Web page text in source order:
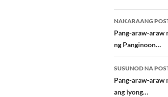
Post
NAKARAANG
Pang-araw-araw
ng Panginoon…
SUSUNOD NA
Pang-araw-araw
ang iyong…